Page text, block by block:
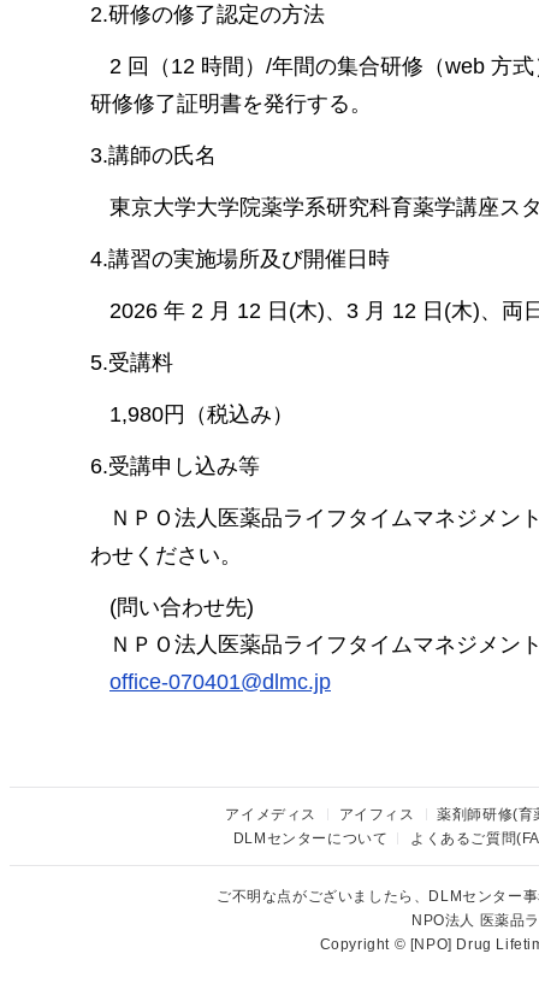
2.研修の修了認定の方法
2 回（12 時間）/年間の集合研修（web 方
研修修了証明書を発行する。
3.講師の氏名
東京大学大学院薬学系研究科育薬学講座ス
4.講習の実施場所及び開催日時
2026 年 2 月 12 日(木)、3 月 12 日(木)、両
5.受講料
1,980円（税込み）
6.受講申し込み等
ＮＰＯ法人医薬品ライフタイムマネジメン
わせください。
(問い合わせ先)
ＮＰＯ法人医薬品ライフタイムマネジメン
office-070401@dlmc.jp
アイメディス アイフィス
薬剤師研修(育
DLMセンターについて
よくあるご質問
ご不明な点がございましたら、DLMセンター
NPO法人 医薬品
Copyright © [NPO] Drug